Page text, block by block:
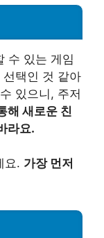
수 있는 게임
택인 것 같아
있으니, 주저
해 새로운 친
라요.
요. 가장 먼저